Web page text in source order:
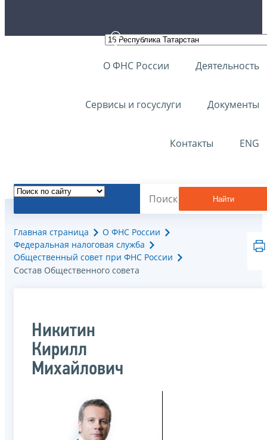
О ФНС России Деятельность
Сервисы и госуслуги Документы
Контакты ENG
Найти
Главная страница
О ФНС России
Федеральная налоговая служба
Общественный совет при ФНС России
Состав Общественного совета
Никитин
Кирилл
Михайлович